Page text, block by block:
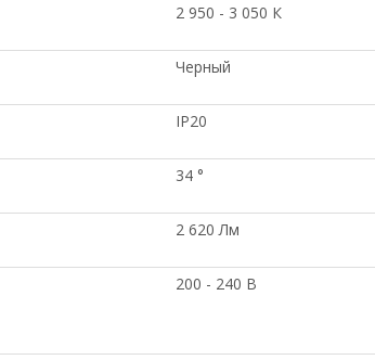
2 950 - 3 050 К
Черный
IP20
34 °
2 620 Лм
200 - 240 В